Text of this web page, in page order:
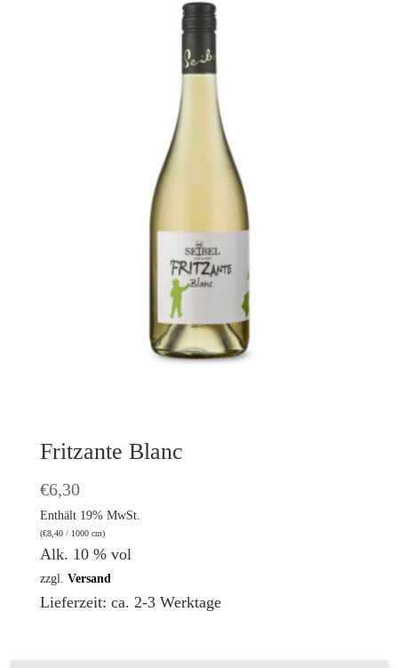
Fritzante Blanc
€6,30
Enthält 19% MwSt.
(€8,40/ 1000 cm)
Alk. 10 % vol
zzgl. Versand
Lieferzeit: ca. 2-3 Werktage